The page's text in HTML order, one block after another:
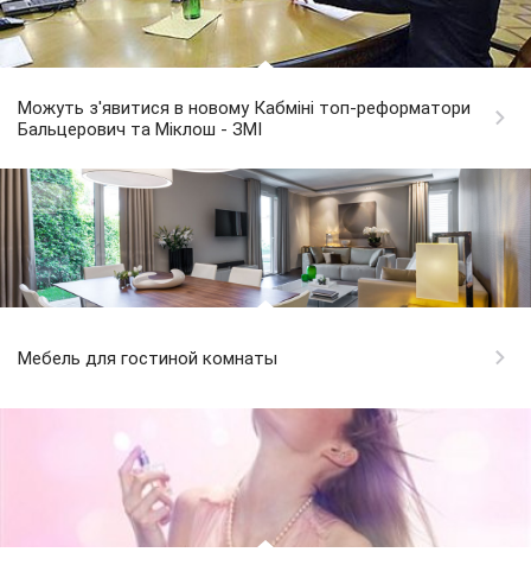
Можуть з'явитися в новому Кабміні топ-реформатори
Бальцерович та Міклош - ЗМІ
Мебель для гостиной комнаты